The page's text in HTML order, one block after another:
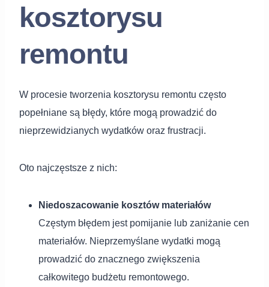
kosztorysu
remontu
W procesie tworzenia kosztorysu remontu często
popełniane są błędy, które mogą prowadzić do
nieprzewidzianych wydatków oraz frustracji.
Oto najczęstsze z nich:
Niedoszacowanie kosztów materiałów
Częstym błędem jest pomijanie lub zaniżanie cen
materiałów. Nieprzemyślane wydatki mogą
prowadzić do znacznego zwiększenia
całkowitego budżetu remontowego.